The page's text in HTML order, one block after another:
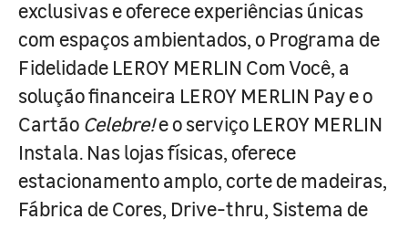
exclusivas e oferece experiências únicas
com espaços ambientados, o Programa de
Fidelidade LEROY MERLIN Com Você, a
solução financeira LEROY MERLIN Pay e o
Cartão Celebre!e o serviço LEROY MERLIN
Instala. Nas lojas físicas, oferece
estacionamento amplo, corte de madeiras,
Fábrica de Cores, Drive-thru, Sistema de